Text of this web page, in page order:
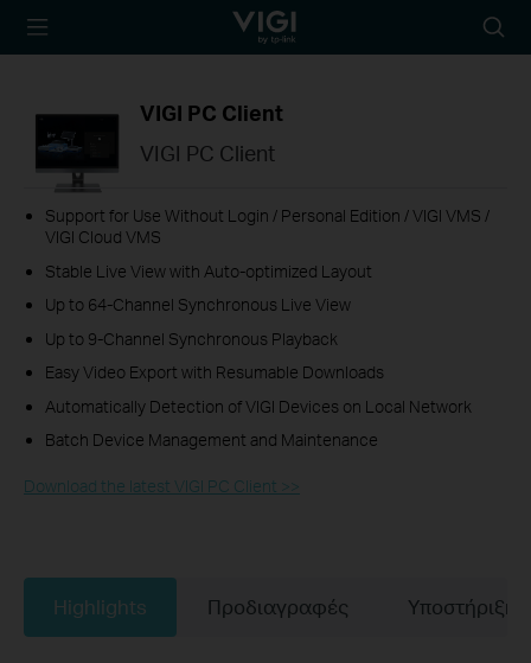
TP-Link, Reliably
icon
VIGI PC Client
VIGI PC Client
Support for Use Without Login / Personal Edition / VIGI VMS /
VIGI Cloud VMS
Stable Live View with Auto-optimized Layout
Up to 64-Channel Synchronous Live View
Up to 9-Channel Synchronous Playback
Easy Video Export with Resumable Downloads
Automatically Detection of VIGI Devices on Local Network
Batch Device Management and Maintenance
Download the latest VIGI PC Client >>​
Highlights Προδιαγραφές Υποστήριξη